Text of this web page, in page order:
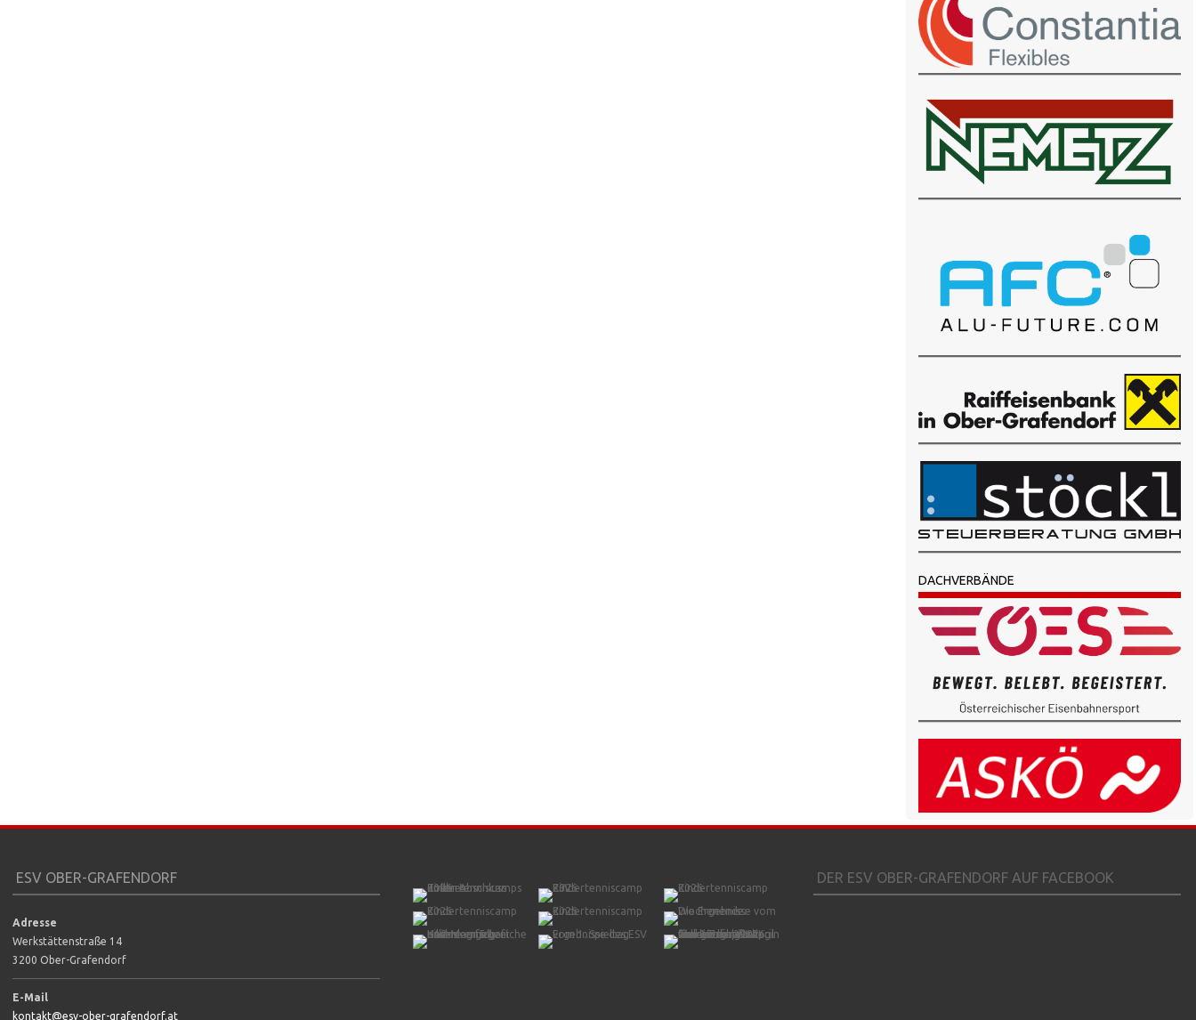
DACHVERBÄNDE
ESV OBER-GRAFENDORF
Adresse
Werkstättenstraße 14
3200 Ober-Grafendorf
E-Mail
kontakt@esv-ober-grafendorf.at
DER ESV OBER-GRAFENDORF AUF FACEBOOK